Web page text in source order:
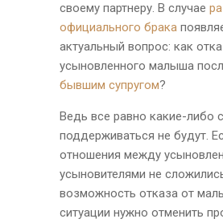
своему партнеру. В случае
официального брака
актуальный вопрос: как
усыновленного малыша
бывшим супругом?
Ведь все равно какие-либо
поддерживаться не будут.
отношения между
усыновителями не
возможность отказа от
ситуации нужно отменить